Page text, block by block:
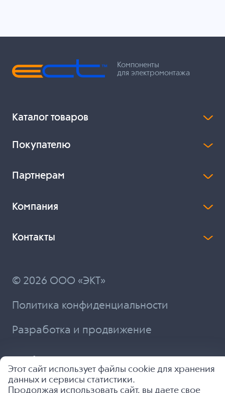
Компоненты
для электромонтажа
Каталог товаров
Покупателю
Партнерам
Компания
Контакты
© 2026 ООО «ЭКТ»
Политика конфиденциальности
Разработка и продвижение
Этот сайт использует файлы cookie для хранения
данных и сервисы статистики.
Продолжая использовать сайт, вы даете свое